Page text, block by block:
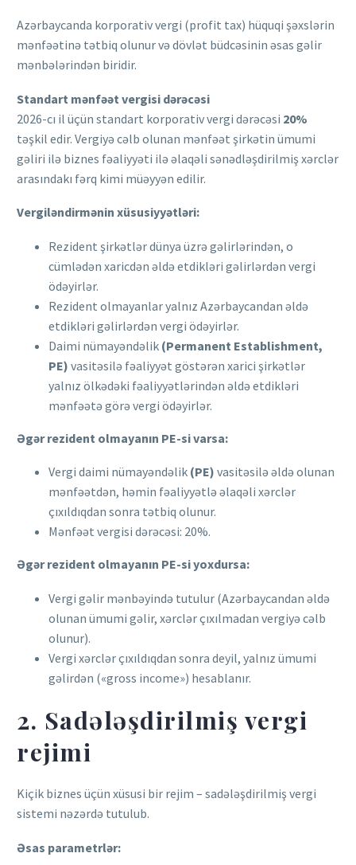
Azərbaycanda korporativ vergi (profit tax) hüquqi şəxslərin
mənfəətinə tətbiq olunur və dövlət büdcəsinin əsas gəlir
mənbələrindən biridir.
Standart mənfəət vergisi dərəcəsi
2026-cı il üçün standart korporativ vergi dərəcəsi 20%
təşkil edir. Vergiyə cəlb olunan mənfəət şirkətin ümumi
gəliri ilə biznes fəaliyyəti ilə əlaqəli sənədləşdirilmiş xərclər
arasındakı fərq kimi müəyyən edilir.
Vergiləndirmənin xüsusiyyətləri:
Rezident şirkətlər dünya üzrə gəlirlərindən, o
cümlədən xaricdən əldə etdikləri gəlirlərdən vergi
ödəyirlər.
Rezident olmayanlar yalnız Azərbaycandan əldə
etdikləri gəlirlərdən vergi ödəyirlər.
Daimi nümayəndəlik (Permanent Establishment,
PE) vasitəsilə fəaliyyət göstərən xarici şirkətlər
yalnız ölkədəki fəaliyyətlərindən əldə etdikləri
mənfəətə görə vergi ödəyirlər.
Əgər rezident olmayanın PE-si varsa:
Vergi daimi nümayəndəlik (PE) vasitəsilə əldə olunan
mənfəətdən, həmin fəaliyyətlə əlaqəli xərclər
çıxıldıqdan sonra tətbiq olunur.
Mənfəət vergisi dərəcəsi: 20%.
Əgər rezident olmayanın PE-si yoxdursa:
Vergi gəlir mənbəyində tutulur (Azərbaycandan əldə
olunan ümumi gəlir, xərclər çıxılmadan vergiyə cəlb
olunur).
Vergi xərclər çıxıldıqdan sonra deyil, yalnız ümumi
gəlirdən («gross income») hesablanır.
2. Sadələşdirilmiş vergi
rejimi
Kiçik biznes üçün xüsusi bir rejim – sadələşdirilmiş vergi
sistemi nəzərdə tutulub.
Əsas parametrlər: